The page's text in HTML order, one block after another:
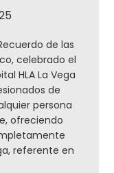
de las
celebrado el
HLA La Vega
de
persona
ofreciendo
referente en